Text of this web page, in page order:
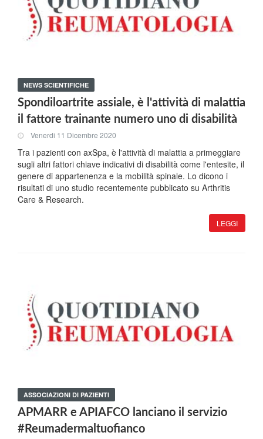
NEWS SCIENTIFICHE
Spondiloartrite assiale, è l'attività di malattia
il fattore trainante numero uno di disabilità
Venerdi 11 Dicembre 2020
Tra i pazienti con axSpa, è l'attività di malattia a primeggiare
sugli altri fattori chiave indicativi di disabilità come l'entesite, il
genere di appartenenza e la mobilità spinale. Lo dicono i
risultati di uno studio recentemente pubblicato su Arthritis
Care & Research.
LEGGI
ASSOCIAZIONI DI PAZIENTI
APMARR e APIAFCO lanciano il servizio
#Reumadermaltuofianco